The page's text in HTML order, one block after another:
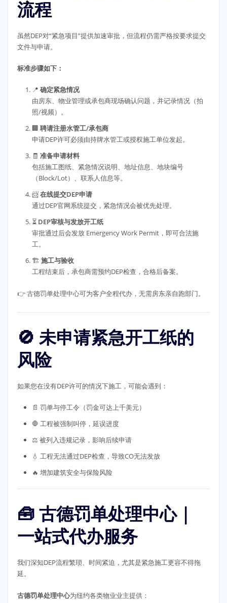
流程
虽然DEP对“紧急项目”提供加速审批，但流程仍需严格按要求提交
文件与申请。
标准步骤如下：
📍确定紧急情况
由房东、物业管理或承包商现场确认问题，并记录情况（拍
照/视频）。
🏢聘请注册水管工/承包商
申请DEP许可必须由持牌水管工或授权施工单位发起。
🧾准备申请材料
包括施工图纸、紧急情况说明、地址信息、地块编号
（Block/Lot）、联系人信息等。
📨在线提交DEP申请
通过DEP官网系统提交，紧急情况会被优先处理。
⏳ DEP审核与发放开工纸
审批通过后会发放 Emergency Work Permit，即可合法施
工。
🏗️施工与验收
工程结束后，承包商需预约DEP检查，合格后备案。
👉 古德罚单处理中心可为客户全程代办，无需房东亲自跑部门。
🚫 未申请紧急开工纸的
风险
如果您在没有DEP许可的情况下施工，可能会遇到：
📄 罚单与停工令（罚金可达上千美元）
🛑 工程被强制叫停，延误进度
⚖️ 被列入违规记录，影响后续申请
💧 工程无法通过DEP检查，导致CO无法发放
🔥 增加建筑安全与保险风险
🧰 古德罚单处理中心｜
一站式代办服务
我们深知DEP流程繁琐、时间紧迫，尤其是紧急施工更容不得拖
延。
古德罚单处理中心为纽约各类物业业主提供：